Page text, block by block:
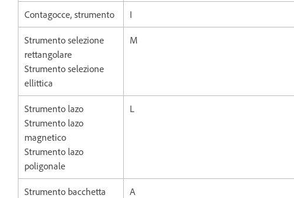
Contagocce, strumento I
Strumento selezione
rettangolare
Strumento selezione
ellittica
M
Strumento lazo
Strumento lazo
magnetico
Strumento lazo
poligonale
L
Strumento bacchetta
A